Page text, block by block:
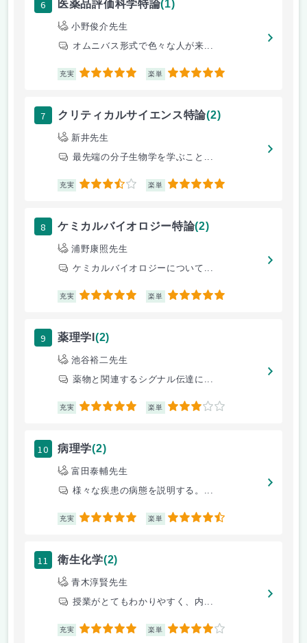
6 医薬品評価科学特論(1)
小野俊介先生
オムニバス形式で色々な人が来...
充実 5 楽単 5
7 クリティカルサイエンス特論(2)
新井先生
最先端の分子生物学を学ぶこと...
充実 3.5 楽単 5
8 ケミカルバイオロジー特論(2)
浦野康照先生
ケミカルバイオロジーについて...
充実 5 楽単 5
9 薬理学I (2)
池谷裕二先生
薬物と関連するシグナル伝達に...
充実 5 楽単 3
10 病理学(2)
富田泰輔先生
様々な疾患の病態を説明する。...
充実 5 楽単 4.5
11 衛生化学(2)
青木淳賢先生
授業がとてもわかりやすく、内...
充実 5 楽単 4